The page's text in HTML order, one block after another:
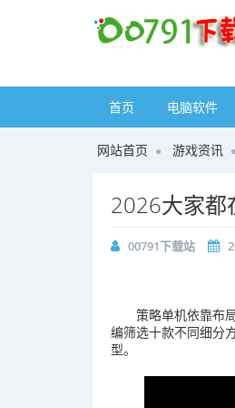
首页 电脑软件
网站首页 游戏资讯
2026大家都
00791下载站
策略单机依靠布
编筛选十款不同细分
型。